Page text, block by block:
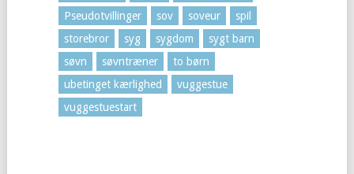
Pseudotvillinger
sov soveur
spil
storebror
syg sygdom
sygt barn
søvn
søvntræner
to børn
ubetinget kærlighed
vuggestue
vuggestuestart